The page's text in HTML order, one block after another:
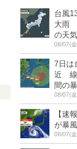
台風
大雨
の天気
08/07(
7日は
近 線
間の
08/07(
【速
が暴
08/07(